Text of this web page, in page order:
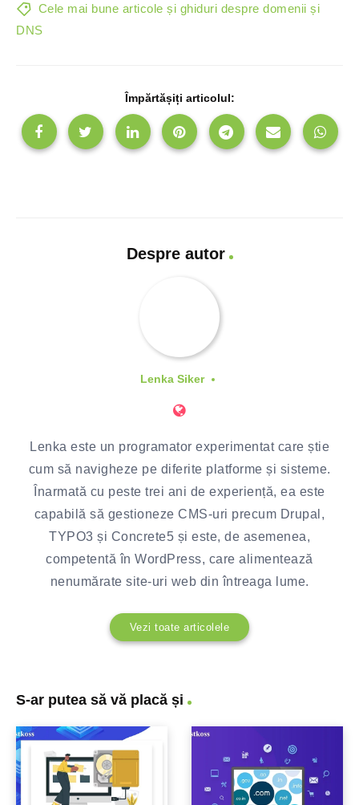
Cele mai bune articole și ghiduri despre domenii și
DNS
Împărtășiți articolul:
Despre autor
Lenka Siker
Lenka este un programator experimentat care știe
cum să navigheze pe diferite platforme și sisteme.
Înarmată cu peste trei ani de experiență, ea este
capabilă să gestioneze CMS-uri precum Drupal,
TYPO3 și Concrete5 și este, de asemenea,
competentă în WordPress, care alimentează
nenumărate site-uri web din întreaga lume.
Vezi toate articolele
S-ar putea să vă placă și